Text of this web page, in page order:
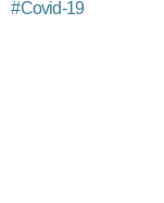
#Covid-19